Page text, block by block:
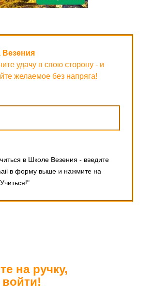
Везения
удачу в свою сторону - и
желаемое без напряга!
в Школе Везения - введите
в форму выше и нажмите на
на ручку,